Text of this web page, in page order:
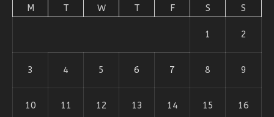
M T W T F S S
1 2
3 4 5 6 7 8 9
10 11 12 13 14 15 16